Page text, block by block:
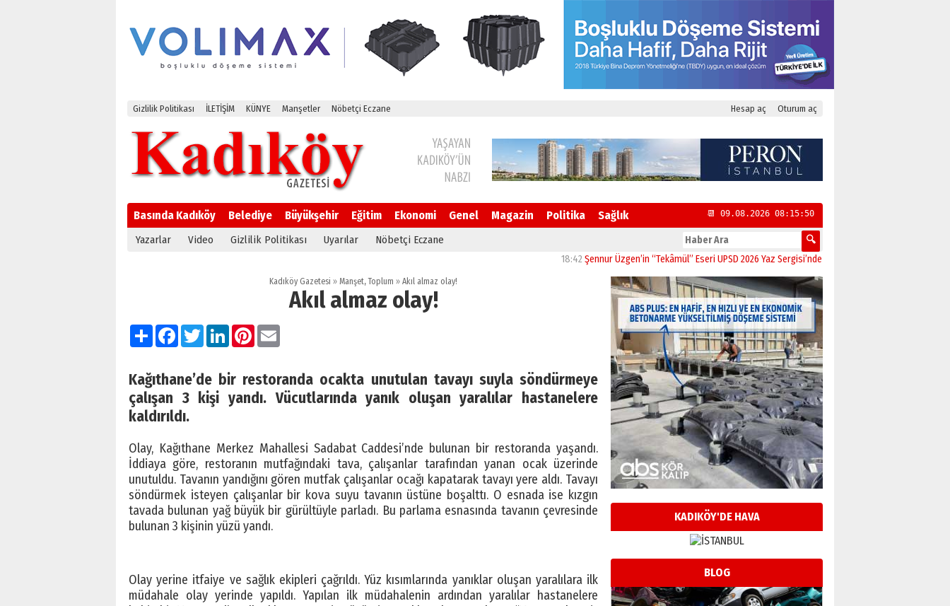
Gizlilik Politikası İLETİŞİM KÜNYE Manşetler Nöbetçi Eczane Hesap aç Oturum aç
Basında Kadıköy Belediye Büyükşehir Eğitim Ekonomi Genel Magazin Politika Sağlık 📆 09.08.2026 08:15:51
Yazarlar Video Gizlilik Politikası Uyarılar Nöbetçi Eczane
Şennur Üzgen’in “Tekâmül” Eseri UPSD 2026 Yaz Sergisi’nde Sanatseverlerle Buluştu
Kadıköy Gazetesi » Manşet,Toplum » Akıl almaz olay!
Akıl almaz olay!
PaylaşFacebook
TwitterLinkedInPinterest
Kağıthane’de bir restoranda ocakta unutulan tavayı suyla söndürmeye
çalışan 3 kişi yandı. Vücutlarında yanık oluşan yaralılar hastanelere
kaldırıldı.
Olay, Kağıthane Merkez Mahallesi Sadabat Caddesi’nde bulunan bir restoranda yaşandı.
İddiaya göre, restoranın mutfağındaki tava, çalışanlar tarafından yanan ocak üzerinde
unutuldu. Tavanın yandığını gören mutfak çalışanlar ocağı kapatarak tavayı yere aldı. Tavayı
söndürmek isteyen çalışanlar bir kova suyu tavanın üstüne boşalttı. O esnada ise kızgın
tavada bulunan yağ büyük bir gürültüyle parladı. Bu parlama esnasında tavanın çevresinde
bulunan 3 kişinin yüzü yandı.
Olay yerine itfaiye ve sağlık ekipleri çağrıldı. Yüz kısımlarında yanıklar oluşan yaralılara ilk
müdahale olay yerinde yapıldı. Yapılan ilk müdahalenin ardından yaralılar hastanelere
KADIKÖY'DE HAVA
BLOG